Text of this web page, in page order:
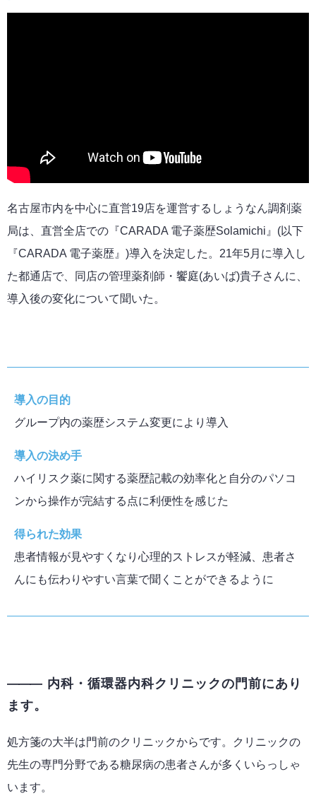
名古屋市内を中心に直営19店を運営するしょうなん調剤薬
局は、直営全店での『CARADA 電子薬歴Solamichi』(以下
『CARADA 電子薬歴』)導入を決定した。21年5月に導入し
た都通店で、同店の管理薬剤師・饗庭(あいば)貴子さんに、
導入後の変化について聞いた。
導入の目的
グループ内の薬歴システム変更により導入
導入の決め手
ハイリスク薬に関する薬歴記載の効率化と自分のパソコ
ンから操作が完結する点に利便性を感じた
得られた効果
患者情報が見やすくなり心理的ストレスが軽減、患者さ
んにも伝わりやすい言葉で聞くことができるように
内科・循環器内科クリニックの門前にあり
ます。
処方箋の大半は門前のクリニックからです。クリニックの
先生の専門分野である糖尿病の患者さんが多くいらっしゃ
います。